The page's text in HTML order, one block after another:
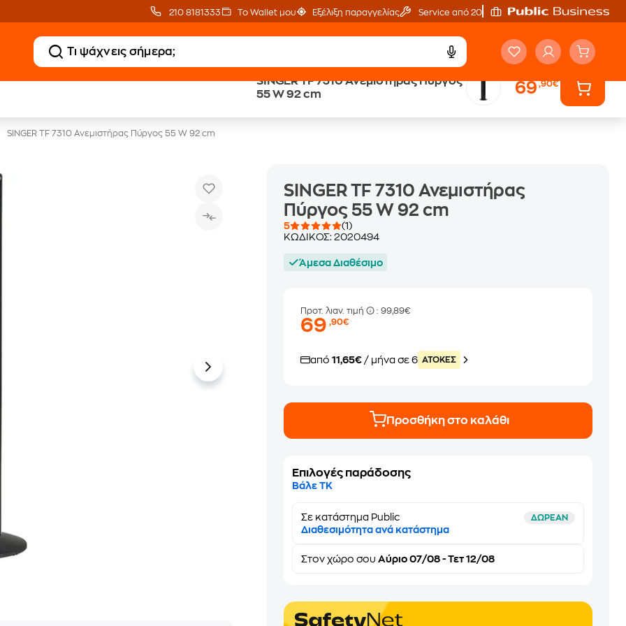
210 8181333 Το Wallet μου Εξέλιξη παραγγελίας Service από 20'
SINGER TF 7310 Ανεμιστήρας Πύργος
55 W 92 cm
69,90€
20 € Public επιστροφή
SINGER TF 7310 Ανεμιστήρας Πύργος 55 W 92 cm
SINGER TF 7310 Ανεμιστήρας
Πύργος 55 W 92 cm
5
(1)
ΚΩΔΙΚΟΣ:2020494
Άμεσα Διαθέσιμο
Προτ. λιαν. τιμή : 99,89€
69,90€
από11,65€ / μήνα σε 6 ATOKEΣ
Προσθήκη στο καλάθι
Επιλογές παράδοσης
Βάλε ΤΚ
Σε κατάστημα Public ΔΩΡΕΑΝ
Διαθεσιμότητα ανά κατάστημα
Στονχώρο σου Αύριο 07/08 - Τετ 12/08